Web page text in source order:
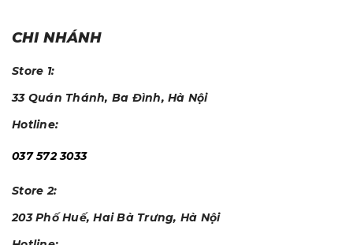
CHI NHÁNH
Store 1:
33 Quán Thánh, Ba Đình, Hà Nội
Hotline:
037 572 3033
Store 2:
203 Phố Huế, Hai Bà Trưng, Hà Nội